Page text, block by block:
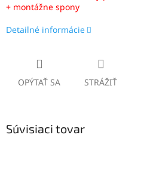
+ montážne spony
Detailné informácie
OPÝTAŤ SA STRÁŽIŤ
Súvisiaci tovar